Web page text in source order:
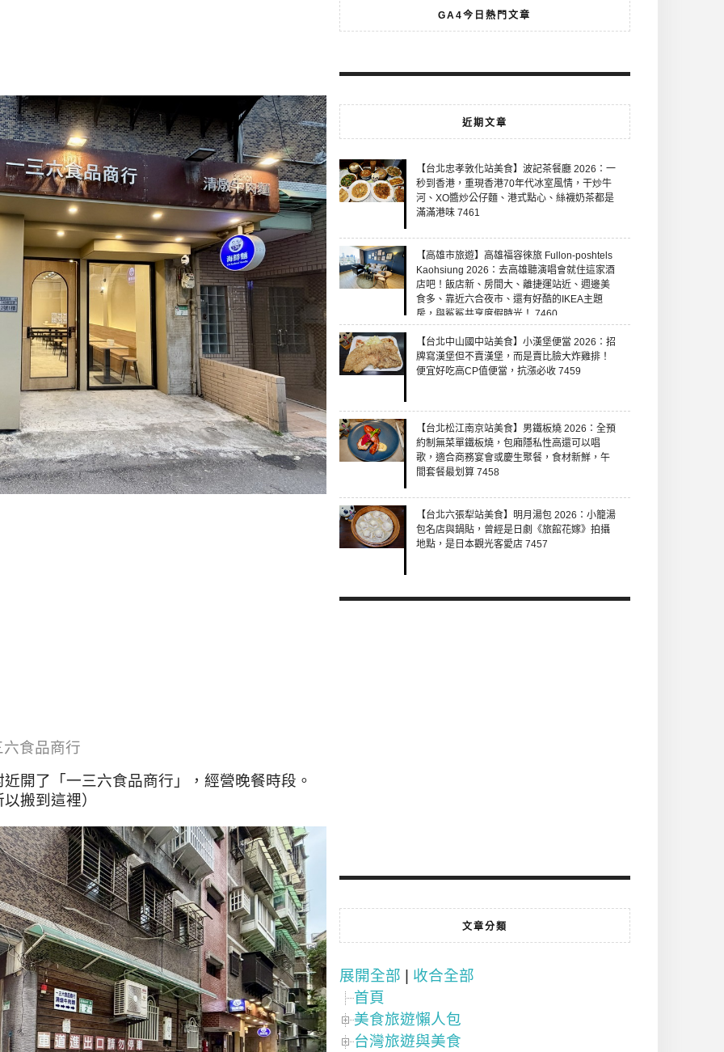
六食品商行
開了「一三六食品商行」，經營晚餐時段。
搬到這裡）
GA4今日熱門文章
近期文章
【台北忠孝敦化站美食】波記茶餐廳 2026：一
秒到香港，重現香港70年代冰室風情，干炒牛
河、XO醬炒公仔麵、港式點心、絲襪奶茶都是
滿滿港味 7461
【高雄市旅遊】高雄福容徠旅 Fullon-poshtels
Kaohsiung 2026：去高雄聽演唱會就住這家酒
店吧！飯店新、房間大、離捷運站近、週邊美
食多、靠近六合夜市、還有好酷的IKEA主題
房，與鯊鯊共享度假時光！ 7460
【台北中山國中站美食】小漢堡便當 2026：招
牌寫漢堡但不賣漢堡，而是賣比臉大炸雞排！
便宜好吃高CP值便當，抗漲必收 7459
【台北松江南京站美食】男鐵板燒 2026：全預
約制無菜單鐵板燒，包廂隱私性高還可以唱
歌，適合商務宴會或慶生聚餐，食材新鮮，午
間套餐最划算 7458
【台北六張犁站美食】明月湯包 2026：小籠湯
包名店與鍋貼，曾經是日劇《旅館花嫁》拍攝
地點，是日本觀光客愛店 7457
文章分類
展開全部
收合全部
首頁
美食旅遊懶人包
台灣旅遊與美食